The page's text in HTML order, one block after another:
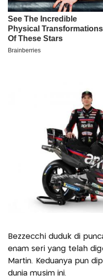
Bezzecchi duduk di
enam seri yang telah
Martin. Keduanya pun
dunia musim ini.